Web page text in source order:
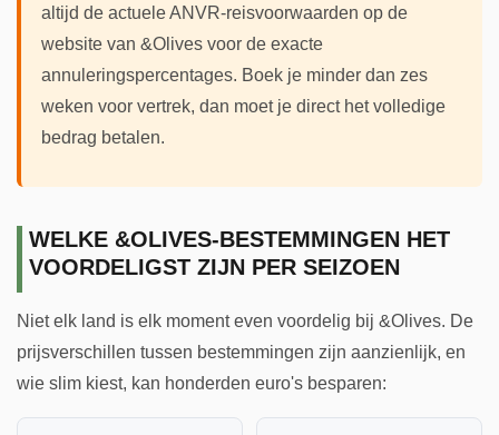
altijd de actuele ANVR-reisvoorwaarden op de
website van &Olives voor de exacte
annuleringspercentages. Boek je minder dan zes
weken voor vertrek, dan moet je direct het volledige
bedrag betalen.
WELKE &OLIVES-BESTEMMINGEN HET
VOORDELIGST ZIJN PER SEIZOEN
Niet elk land is elk moment even voordelig bij &Olives. De
prijsverschillen tussen bestemmingen zijn aanzienlijk, en
wie slim kiest, kan honderden euro's besparen: